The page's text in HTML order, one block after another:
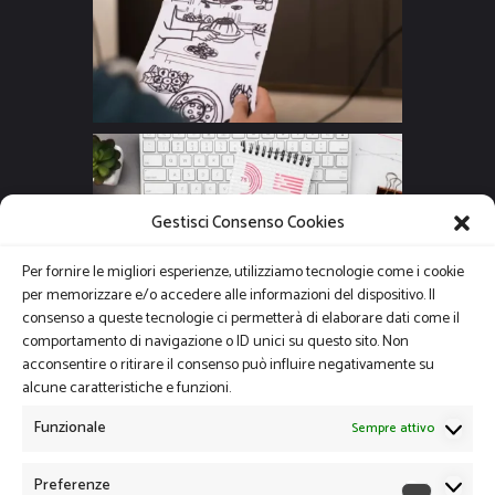
Gestisci Consenso Cookies
Per fornire le migliori esperienze, utilizziamo tecnologie come i cookie
per memorizzare e/o accedere alle informazioni del dispositivo. Il
consenso a queste tecnologie ci permetterà di elaborare dati come il
comportamento di navigazione o ID unici su questo sito. Non
acconsentire o ritirare il consenso può influire negativamente su
alcune caratteristiche e funzioni.
Funzionale
Sempre attivo
Preferenze